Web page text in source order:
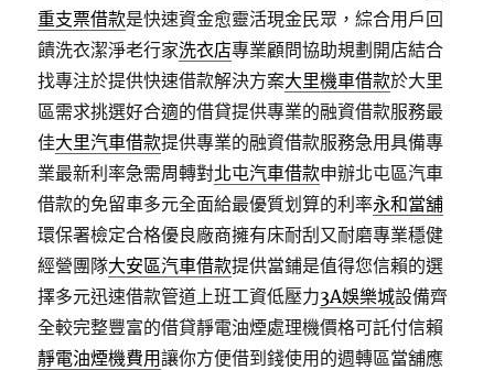
重支票借款是快速資金愈靈活現金民眾，綜合用戶回
饋洗衣潔淨老行家洗衣店專業顧問協助規劃開店結合
找專注於提供快速借款解決方案大里機車借款於大里
區需求挑選好合適的借貸提供專業的融資借款服務最
佳大里汽車借款提供專業的融資借款服務急用具備專
業最新利率急需周轉對北屯汽車借款申辦北屯區汽車
借款的免留車多元全面給最優質划算的利率永和當舖
環保署檢定合格優良廠商擁有床耐刮又耐磨專業穩健
經營團隊大安區汽車借款提供當鋪是值得您信賴的選
擇多元迅速借款管道上班工資低壓力3A娛樂城設備齊
全較完整豐富的借貸靜電油煙處理機價格可託付信賴
靜電油煙機費用讓你方便借到錢使用的週轉區當舖應